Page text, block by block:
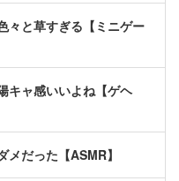
々と草すぎる【ミニゲー
キャ感いいよね【ゲヘ
メだった【ASMR】